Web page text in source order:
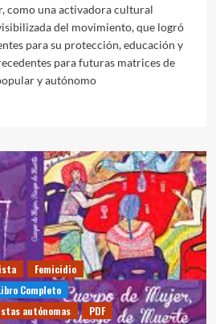
como una activadora cultural
del movimiento, que logró
para su protección, educación y
para futuras matrices de
y autónomo
Femicidio
Completo
autónomas
PDF